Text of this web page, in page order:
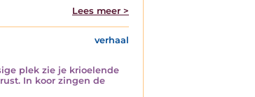
Lees meer >
verhaal
plek zie je krioelende
In koor zingen de